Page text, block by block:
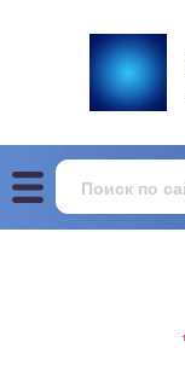
сустав